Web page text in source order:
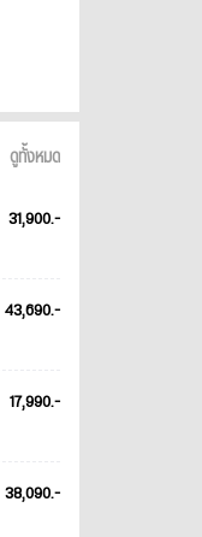
ดูทั้งหมด
31,900.-
43,690.-
17,990.-
38,090.-